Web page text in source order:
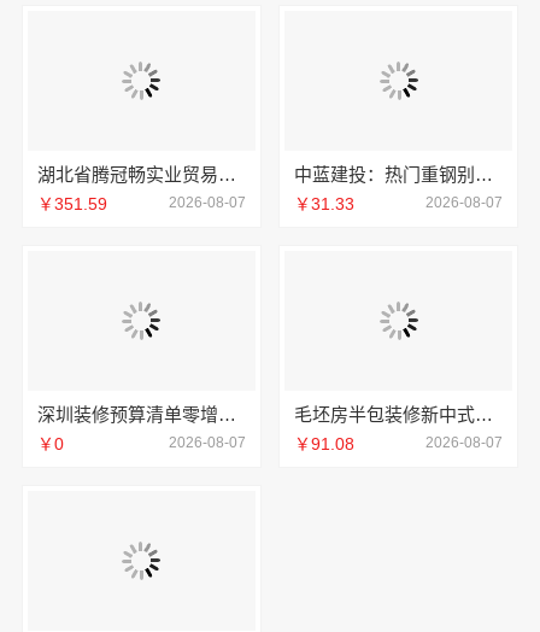
湖北省腾冠畅实业贸易有限公司专业轮胎批发解决方案
￥351.59 2026-08-07
中蓝建投：热门重钢别墅价格详解
￥31.33 2026-08-07
深圳装修预算清单零增项承诺，广东鼎饰空间装饰工程有限公司
￥0 2026-08-07
毛坯房半包装修新中式，中蓝建投精工细作
￥91.08 2026-08-07